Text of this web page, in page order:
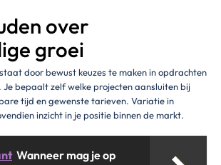
over
groei
door bewust keuzes te maken in opdrachten
Je bepaalt zelf welke projecten aansluiten bij
tijd en gewenste tarieven. Variatie in
inzicht in je positie binnen de markt.
Wanneer mag je op